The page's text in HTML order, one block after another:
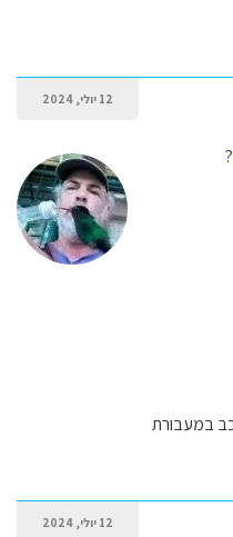
12 יולי, 2024
?
12 יולי, 2024